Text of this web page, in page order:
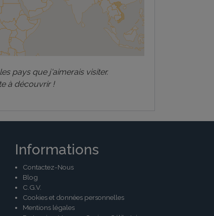
pays que j'aimerais visiter.
à découvrir !
Informations
Contactez-Nous
Blog
C.G.V.
Cookies et données personnelles
Mentions légales